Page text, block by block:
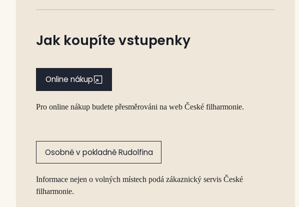
Jak koupíte vstupenky
Online nákup
Pro online nákup budete přesměrováni na web České filharmonie.
Osobně v pokladně Rudolfina
Informace nejen o volných místech podá zákaznický servis České
filharmonie.